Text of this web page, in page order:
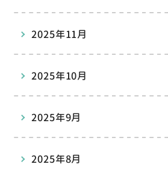
2025年11月
2025年10月
2025年9月
2025年8月